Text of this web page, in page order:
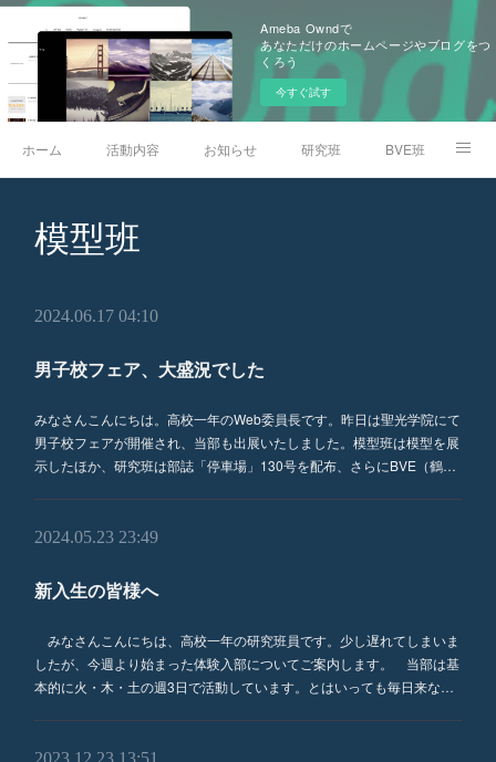
Ameba Owndで
あなただけのホームページやブログをつ
くろう
今すぐ試す
ホーム 活動内容 お知らせ 研究班 BVE班
停車場アーカイブサイト
模型班
2024.06.17 04:10
男子校フェア、大盛況でした
みなさんこんにちは。高校一年のWeb委員長です。昨日は聖光学院にて
男子校フェアが開催され、当部も出展いたしました。模型班は模型を展
示したほか、研究班は部誌「停車場」130号を配布、さらにBVE（鶴…
2024.05.23 23:49
新入生の皆様へ
みなさんこんにちは、高校一年の研究班員です。少し遅れてしまいま
したが、今週より始まった体験入部についてご案内します。 当部は基
本的に火・木・土の週3日で活動しています。とはいっても毎日来な…
2023.12.23 13:51